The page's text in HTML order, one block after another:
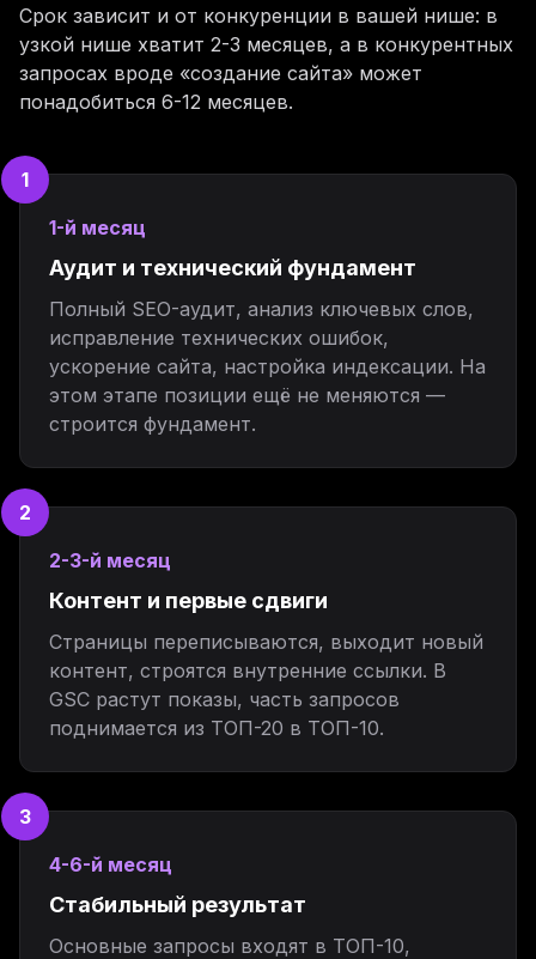
Срок зависит и от конкуренции в вашей нише: в
узкой нише хватит 2-3 месяцев, а в конкурентных
запросах вроде «создание сайта» может
понадобиться 6-12 месяцев.
1
1-й месяц
Аудит и технический фундамент
Полный SEO-аудит, анализ ключевых слов,
исправление технических ошибок,
ускорение сайта, настройка индексации. На
этом этапе позиции ещё не меняются —
строится фундамент.
2
2-3-й месяц
Контент и первые сдвиги
Страницы переписываются, выходит новый
контент, строятся внутренние ссылки. В
GSC растут показы, часть запросов
поднимается из ТОП-20 в ТОП-10.
3
4-6-й месяц
Стабильный результат
Основные запросы входят в ТОП-10,